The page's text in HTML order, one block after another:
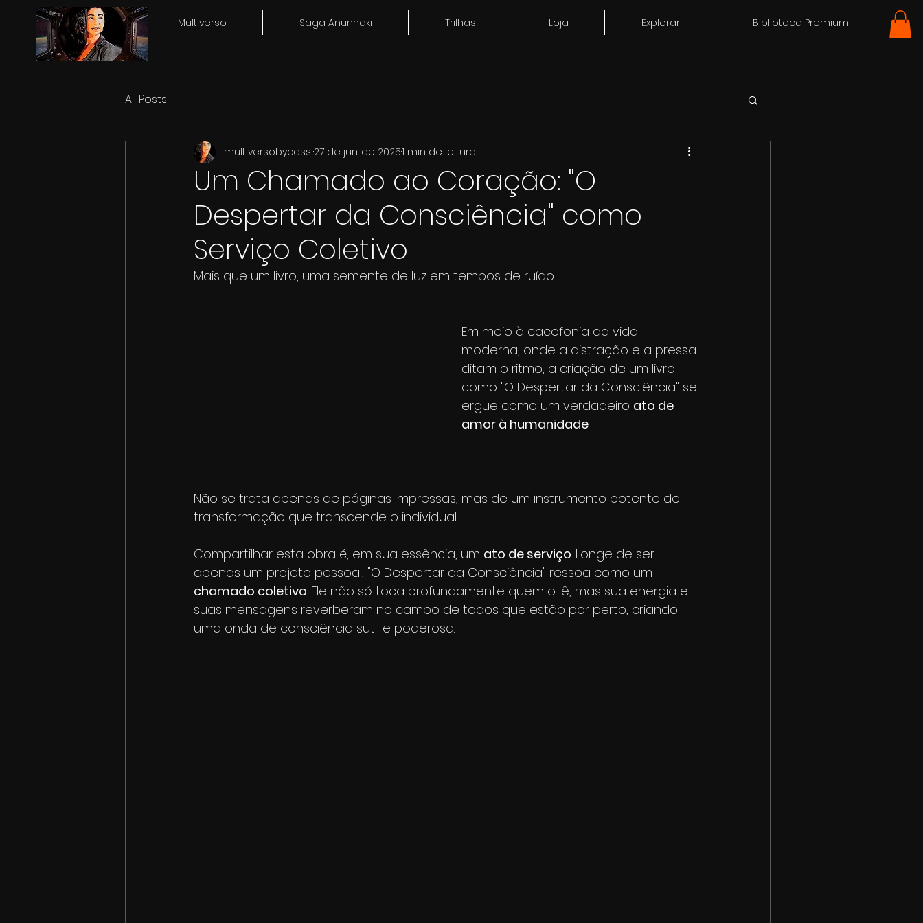
Multiverso Saga Anunnaki Trilhas Loja Explorar Biblioteca Premium
All Posts
Um Chamado ao Coração: "O
Despertar da Consciência" como
Serviço Coletivo
multiversobycassi27 de jun. de 20251 min de leitura
Mais que um livro, uma semente de luz em tempos de ruído.
Em meio à cacofonia da vida
moderna, onde a distração e a pressa
ditam o ritmo, a criação de um livro
como "O Despertar da Consciência" se
ergue como um verdadeiro ato de
amor à humanidade.
Não se trata apenas de páginas impressas, mas de um instrumento potente de
transformação que transcende o individual.
Compartilhar esta obra é, em sua essência, um ato de serviço. Longe de ser
apenas um projeto pessoal, "O Despertar da Consciência" ressoa como um
chamado coletivo. Ele não só toca profundamente quem o lê, mas sua energia e
suas mensagens reverberam no campo de todos que estão por perto, criando
uma onda de consciência sutil e poderosa.